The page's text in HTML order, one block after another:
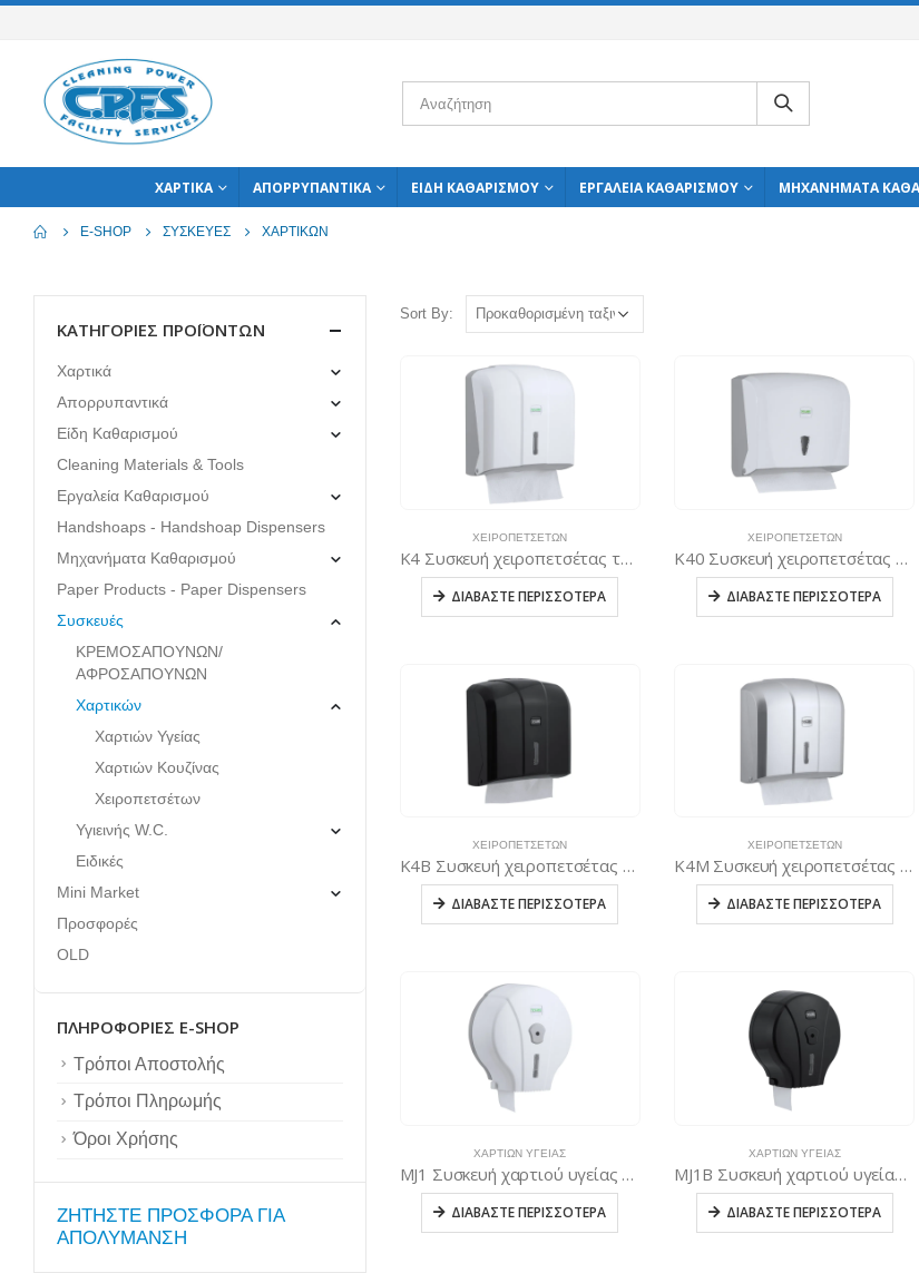
ΧΑΡΤΙΚΆ ΑΠΟΡΡΥΠΑΝΤΙΚΆ ΕΊΔΗ ΚΑΘΑΡΙΣΜΟΎ ΕΡΓΑΛΕΊΑ ΚΑΘΑΡΙΣΜΟΎ ΜΗΧΑΝΉΜΑΤΑ
E-SHOP ΣΥΣΚΕΥΈΣ ΧΑΡΤΙΚΏΝ
Sort By:
ΧΕΙΡΟΠΕΤΣΈΤΩΝ
K4 Συσκευή χειροπετσέτας τύπου C & V, 300 φύλλων – Λευκή
ΔΙΑΒΆΣΤΕ ΠΕΡΙΣΣΌΤΕΡΑ
ΧΕΙΡΟΠΕΤΣΈΤΩΝ
K40 Συσκευή χειροπετσέτας τύπου C & V, 300 φύλλων – Λευκή
ΔΙΑΒΆΣΤΕ ΠΕΡΙΣΣΌΤΕΡΑ
ΧΕΙΡΟΠΕΤΣΈΤΩΝ
K4B Συσκευή χειροπετσέτας τύπου C & V, 300 φύλλων – Μαύρη
ΔΙΑΒΆΣΤΕ ΠΕΡΙΣΣΌΤΕΡΑ
ΧΕΙΡΟΠΕΤΣΈΤΩΝ
K4M Συσκευή χειροπετσέτας τύπου C & V, 300 φύλλων – Μεταλλική
ΔΙΑΒΆΣΤΕ ΠΕΡΙΣΣΌΤΕΡΑ
ΧΑΡΤΙΏΝ ΥΓΕΊΑΣ
MJ1 Συσκευή χαρτιού υγείας Mini Jumbo – Λευκή
ΔΙΑΒΆΣΤΕ ΠΕΡΙΣΣΌΤΕΡΑ
ΧΑΡΤΙΏΝ ΥΓΕΊΑΣ
MJ1B Συσκευή χαρτιού υγείας Mini Jumbo – Μαύρη
ΔΙΑΒΆΣΤΕ ΠΕΡΙΣΣΌΤΕΡΑ
ΚΑΤΗΓΟΡΊΕΣ ΠΡΟΪΌΝΤΩΝ
Χαρτικά
Απορρυπαντικά
Είδη Καθαρισμού
Cleaning Materials & Tools
Εργαλεία Καθαρισμού
Handshoaps - Handshoap Dispensers
Μηχανήματα Καθαρισμού
Paper Products - Paper Dispensers
Συσκευές
ΚΡΕΜΟΣΑΠΟΥΝΩΝ/
ΑΦΡΟΣΑΠΟΥΝΩΝ
Χαρτικών
Χαρτιών Υγείας
Χαρτιών Κουζίνας
Χειροπετσέτων
Υγιεινής W.C.
Ειδικές
Mini Market
Προσφορές
OLD
ΠΛΗΡΟΦΟΡΊΕΣ E-SHOP
Τρόποι Αποστολής
Τρόποι Πληρωμής
Όροι Χρήσης
ZΗΤΗΣΤΕ ΠΡΟΣΦΟΡΑ ΓΙΑ
ΑΠΟΛΥΜΑΝΣΗ